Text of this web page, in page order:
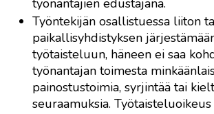
työnantajien edustajana.
Työntekijän osallistuessa liiton
paikallisyhdistyksen
työtaisteluun, häneen ei saa
työnantajan toimesta
painostustoimia, syrjintää tai
seuraamuksia.